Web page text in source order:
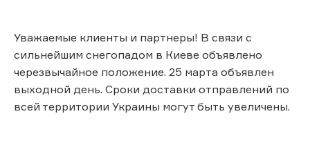
Уважаемые клиенты и партнеры! В связи с
сильнейшим снегопадом в Киеве объявлено
черезвычайное положение. 25 марта объявлен
выходной день. Сроки доставки отправлений по
всей территории Украины могут быть увеличены.